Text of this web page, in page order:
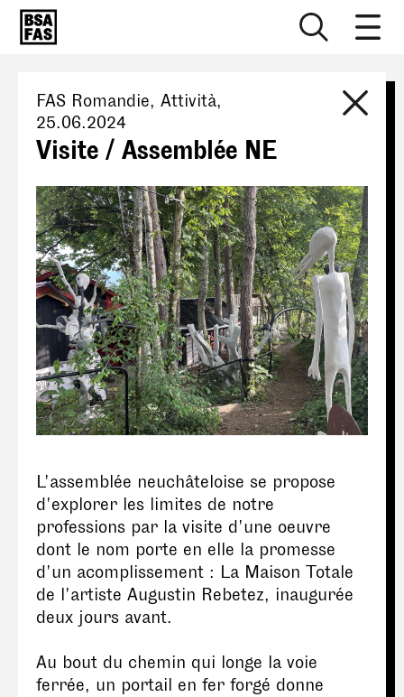
FAS Romandie, Attività,
25.06.2024
Visite / Assemblée NE
L'assemblée neuchâteloise se propose
d'explorer les limites de notre
professions par la visite d'une oeuvre
dont le nom porte en elle la promesse
d'un acomplissement : La Maison Totale
de l'artiste Augustin Rebetez, inaugurée
deux jours avant.
Au bout du chemin qui longe la voie
ferrée, un portail en fer forgé donne